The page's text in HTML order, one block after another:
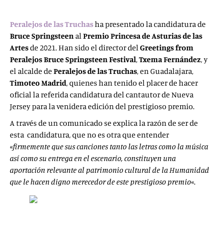
Peralejos de las Truchasha presentado la candidatura de
Bruce Springsteen alPremio Princesa de Asturias de las
Artesde 2021. Han sido el director delGreetings from
PeralejosBruce Springsteen Festival,Txema Fernández, y
el alcalde de Peralejos de las Truchas, en Guadalajara,
Timoteo Madrid, quienes han tenido el placer de hacer
oficial la referida candidatura del cantautor de Nueva
Jersey para la venidera edición del prestigioso premio.
A través de un comunicado se explica la razón de ser de
esta candidatura, que no es otra que entender
«firmemente que sus canciones tanto las letras como la música
así como su entrega en el escenario, constituyen una
aportación relevante al patrimonio cultural de la Humanidad
que le hacen digno merecedor de este prestigioso premio«.